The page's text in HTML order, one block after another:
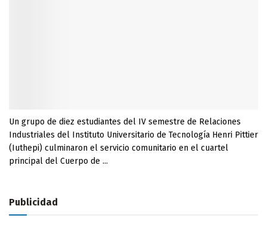
Un grupo de diez estudiantes del IV semestre de Relaciones
Industriales del Instituto Universitario de Tecnología Henri Pittier
(Iuthepi) culminaron el servicio comunitario en el cuartel
principal del Cuerpo de ...
Publicidad